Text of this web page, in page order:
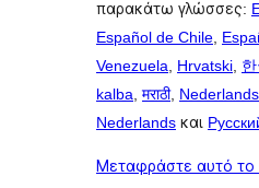
παρακάτω γλώσσες:
Español de Chile,
Venezuela, Hrvatski,
kalba, मराठी,
Nederlands και
Μεταφράστε αυτό το